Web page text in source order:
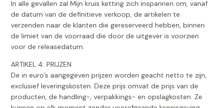
In alle gevallen zal Mijn kruis ketting zich inspannen om, vanaf
de datum van de definitieve verkoop, de artikelen te
verzenden naar de klanten die gereserveerd hebben, binnen
de limiet van de voorraad die door de uitgever is voorzien
voor de releasedatum.
ARTIKEL 4: PRIJZEN
De in euro’s aangegeven prijzen worden geacht netto te zijn,
exclusief leveringskosten. Deze prijs omvat de prijs van de
producten, de handling-, verpakkings- en opslagkosten. Ze